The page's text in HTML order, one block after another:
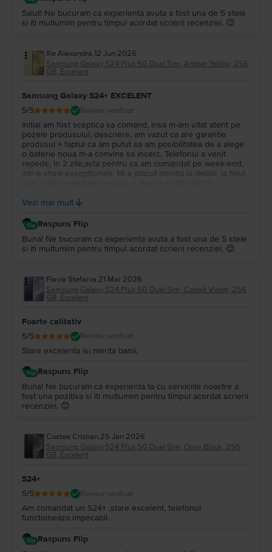
Salut! Ne bucuram ca experienta avuta a fost una de 5 stele
si iti multumim pentru timpul acordat scrierii recenziei. 😊
Ilie Alexandra,12 Jun 2026
Samsung Galaxy S24 Plus 5G Dual Sim, Amber Yellow, 256
GB, Excelent
Samsung Galaxy S24+ EXCELENT
5/5 Review verificat
Initial am fost sceptica sa comand, insa m-am uitat atent pe
pozele produsului, descriere, am vazut ca are garantie
produsul + faptul ca am putut sa am posibilitatea de a alege
o baterie noua m-a convins sa incerc. Telefonul a venit
repede, in 2 zile,asta pentru ca am comandat pe week-end,
intr-o stare exceptionala. Mi-a placut atentia la detalii, la felul
telefon la preturi rezonabile si calitative.
Vezi mai mult
Raspuns Flip
Buna! Ne bucuram ca experienta avuta a fost una de 5 stele
si iti multumim pentru timpul acordat scrierii recenziei. 😊
Flavia Ștefania,21 Mar 2026
Samsung Galaxy S24 Plus 5G Dual Sim, Cobalt Violet, 256
GB, Excelent
Foarte calitativ
5/5 Review verificat
Stare excelenta isi merita banii.
Raspuns Flip
Buna! Ne bucuram ca experienta ta cu serviciile noastre a
fost una pozitiva si iti multumim pentru timpul acordat scrierii
recenziei. 😊
Costea Cristian,25 Jan 2026
Samsung Galaxy S24 Plus 5G Dual Sim, Onyx Black, 256
GB, Excelent
S24+
5/5 Review verificat
Am comandat un S24+ ,stare excelent, telefonul
functioneaza impecabil.
Raspuns Flip